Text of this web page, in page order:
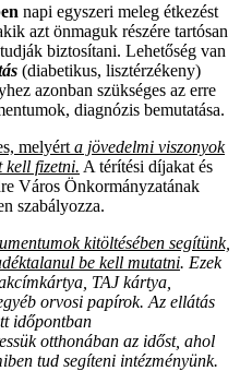
napi egyszeri meleg étkezést
azt önmaguk részére tartósan
biztosítani. Lehetőség van
(diabetikus, lisztérzékeny)
azonban szükséges az erre
diagnózis bemutatása.
melyért a jövedelmi viszonyok
kell fizetni. A térítési díjakat és
Város Önkormányzatának
szabályozza.
kitöltésében segítünk,
be kell mutatni. Ezek
TAJ kártya,
orvosi papírok. Az ellátás
időpontban
otthonában az időst, ahol
tud segíteni intézményünk.